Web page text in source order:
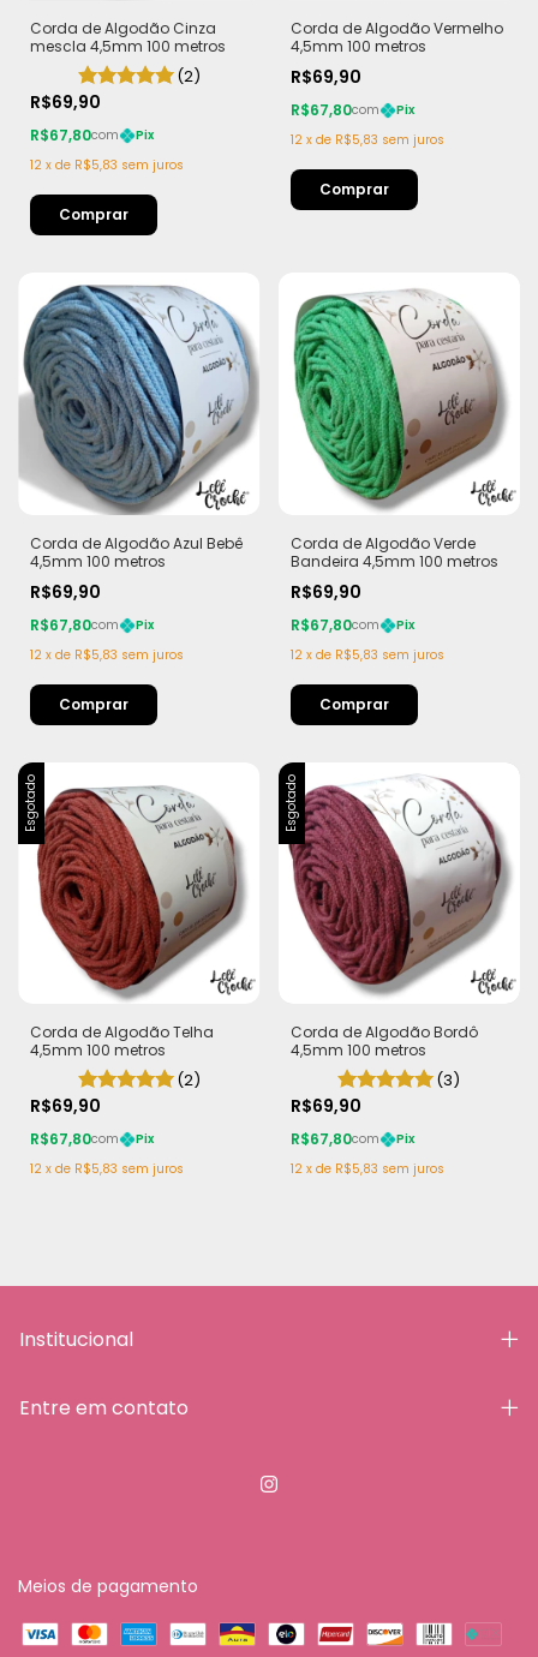
Corda de Algodão Cinza
mescla 4,5mm 100 metros
(2)
R$69,90
R$67,80com
Pix
12 x de R$5,83 sem juros
Corda de Algodão Vermelho
4,5mm 100 metros
R$69,90
R$67,80com
Pix
12 x de R$5,83 sem juros
Corda de Algodão Azul Bebê
4,5mm 100 metros
R$69,90
R$67,80com
Pix
12 x de R$5,83 sem juros
Corda de Algodão Verde
Bandeira 4,5mm 100 metros
R$69,90
R$67,80com
Pix
12 x de R$5,83 sem juros
Esgotado
Corda de Algodão Telha
4,5mm 100 metros
(2)
R$69,90
R$67,80com
Pix
12 x de R$5,83 sem juros
Esgotado
Corda de Algodão Bordô
4,5mm 100 metros
(3)
R$69,90
R$67,80com
Pix
12 x de R$5,83 sem juros
Institucional
Entre em contato
Meios de pagamento